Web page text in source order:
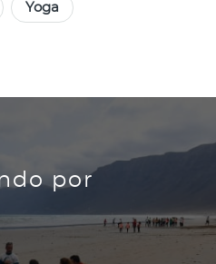
Yoga
por